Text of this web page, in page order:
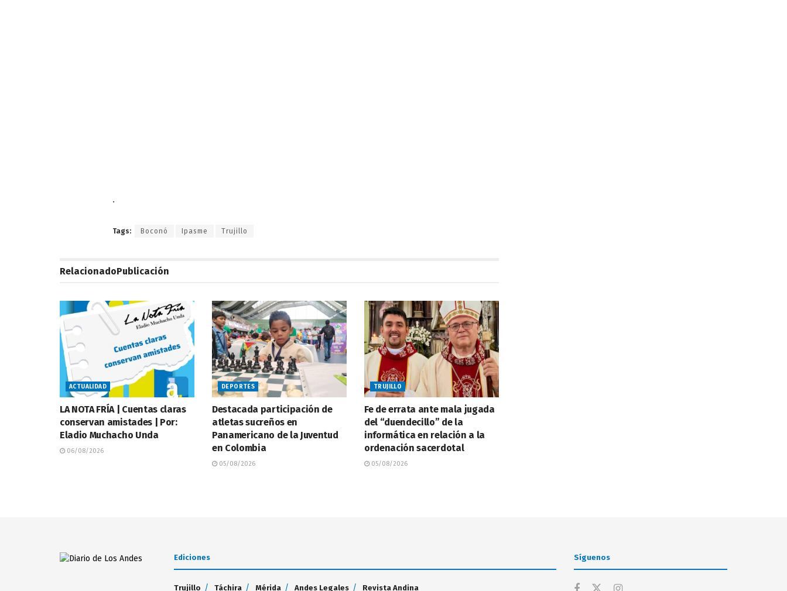
.
Tags: Boconó Ipasme Trujillo
RelacionadoPublicación
ACTUALIDAD
LA NOTA FRÍA | Cuentas claras
conservan amistades | Por:
Eladio Muchacho Unda
06/08/2026
DEPORTES
Destacada participación de
atletas sucreños en
Panamericano de la Juventud
en Colombia
05/08/2026
TRUJILLO
Fe de errata ante mala jugada
del “duendecillo” de la
informática en relación a la
ordenación sacerdotal
05/08/2026
Ediciones
Trujillo Táchira Mérida Andes Legales Revista Andina
Síguenos